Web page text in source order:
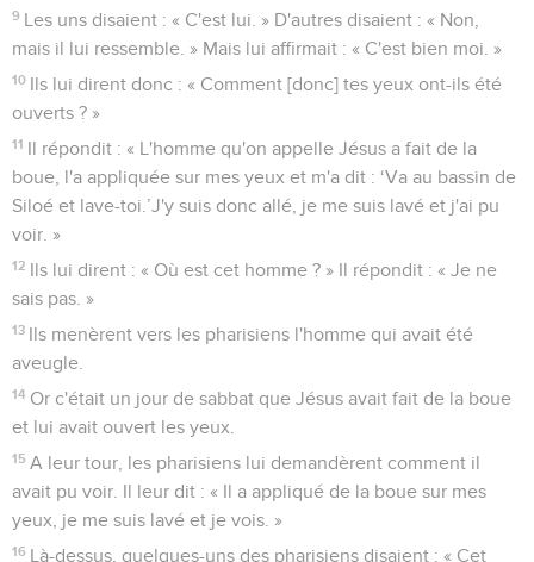
9
Les uns disaient : « C'est lui. » D'autres disaient : « Non,
mais il lui ressemble. » Mais lui affirmait : « C'est bien moi. »
10
Ils lui dirent donc : « Comment [donc] tes yeux ont-ils été
ouverts ? »
11
Il répondit : « L'homme qu'on appelle Jésus a fait de la
boue, l'a appliquée sur mes yeux et m'a dit : ‘Va au bassin de
Siloé et lave-toi.’J'y suis donc allé, je me suis lavé et j'ai pu
voir. »
12
Ils lui dirent : « Où est cet homme ? » Il répondit : « Je ne
sais pas. »
13
Ils menèrent vers les pharisiens l'homme qui avait été
aveugle.
14 Or c'était un jour de sabbat que Jésus avait fait de la boue
et lui avait ouvert les yeux.
15 A leur tour, les pharisiens lui demandèrent comment il
avait pu voir. Il leur dit : « Il a appliqué de la boue sur mes
yeux, je me suis lavé et je vois. »
16
Là-dessus, quelques-uns des pharisiens disaient : « Cet